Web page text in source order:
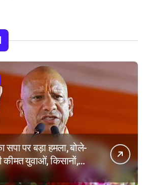
सपा पर बड़ा हमला, बोले-
कीमत युवाओं, किसानों,
ने चुकाई